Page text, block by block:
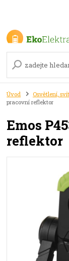
Úvod Osvětlení,
pracovní reflektor
Emos
reflektor